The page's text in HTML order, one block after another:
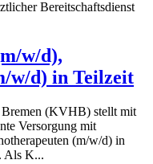
Bereitschaftsdienst
w/d),
w/d) in Teilzeit
Bremen (KVHB) stellt mit
Versorgung mit
(m/w/d) in
Als K...